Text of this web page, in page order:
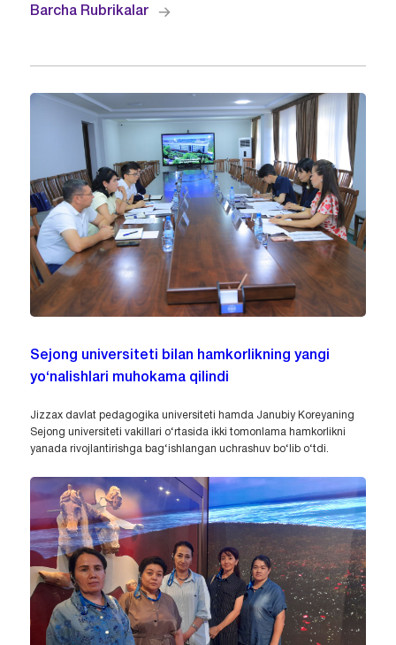
Barcha Rubrikalar
Sejong universiteti bilan hamkorlikning yangi
yo‘nalishlari muhokama qilindi
Jizzax davlat pedagogika universiteti hamda Janubiy Koreyaning
Sejong universiteti vakillari o‘rtasida ikki tomonlama hamkorlikni
yanada rivojlantirishga bag‘ishlangan uchrashuv bo‘lib o‘tdi.